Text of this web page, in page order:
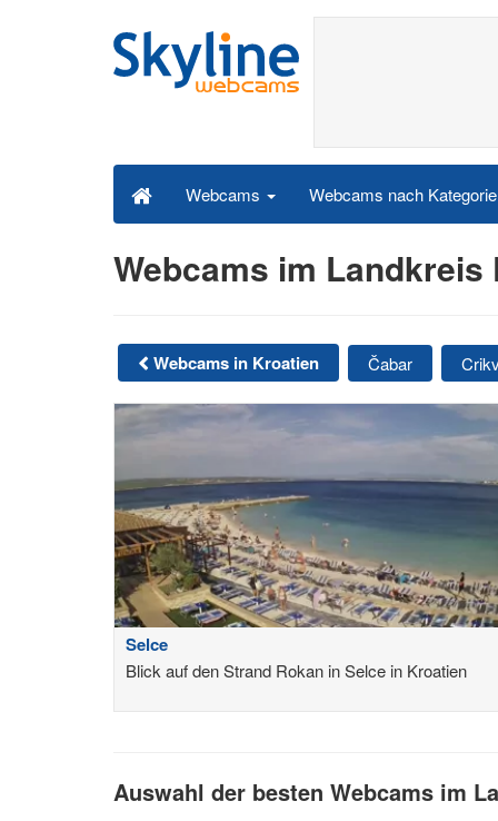
Webcams Webcams nach Kategorie
Webcams im
Webcams in Kroatien Čabar
Selce
Blick auf den Strand Rokan in Selce in Kroatien
Auswahl der besten Webcams im